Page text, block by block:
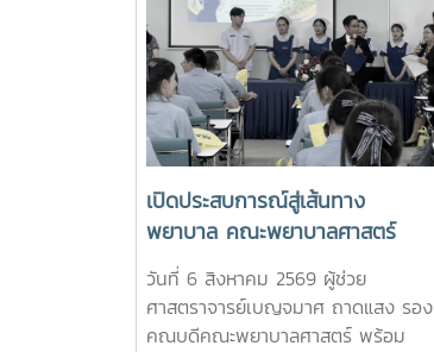
เปิดประสบการณ์สู่เส้นทาง
พยาบาล คณะพยาบาลศาสตร์
ต้อนรับนักเรียนโรงเรียนตาก
พิทยาคมร่วมกิจกรรม "Future
Nurse Portfolio"
วันที่ 6 สิงหาคม 2569 ผู้ช่วย
ศาสตราจารย์เบญจมาศ ถาดแสง รอง
คณบดีคณะพยาบาลศาสตร์ พร้อม